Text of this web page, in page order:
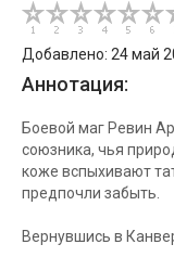
Добавлено: 24 май
Аннотация:
Боевой маг Ревин
союзника, чья
коже вспыхивают
предпочли забыть.
Вернувшись в